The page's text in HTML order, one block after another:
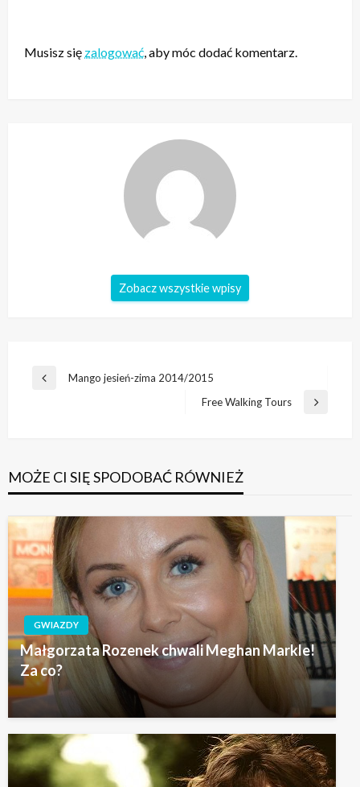
Musisz się zalogować, aby móc dodać komentarz.
Zobacz wszystkie wpisy
Nawigacja
Poprzedni
Mango jesień-zima 2014/2015
Następny
Free Walking Tours
MOŻE CI SIĘ SPODOBAĆ RÓWNIEŻ
GWIAZDY
Małgorzata Rozenek chwali Meghan Markle!
Za co?